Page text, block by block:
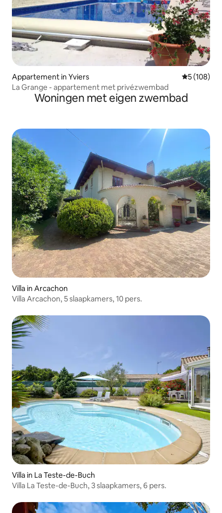
Appartement in Yviers
5 (108)
La Grange - appartement met privézwembad
Woningen met eigen zwembad
Villa in Arcachon
Villa Arcachon, 5 slaapkamers, 10 pers.
Villa in La Teste-de-Buch
Villa La Teste-de-Buch, 3 slaapkamers, 6 pers.